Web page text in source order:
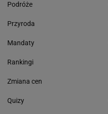
Podróże
Przyroda
Mandaty
Rankingi
Zmiana cen
Quizy